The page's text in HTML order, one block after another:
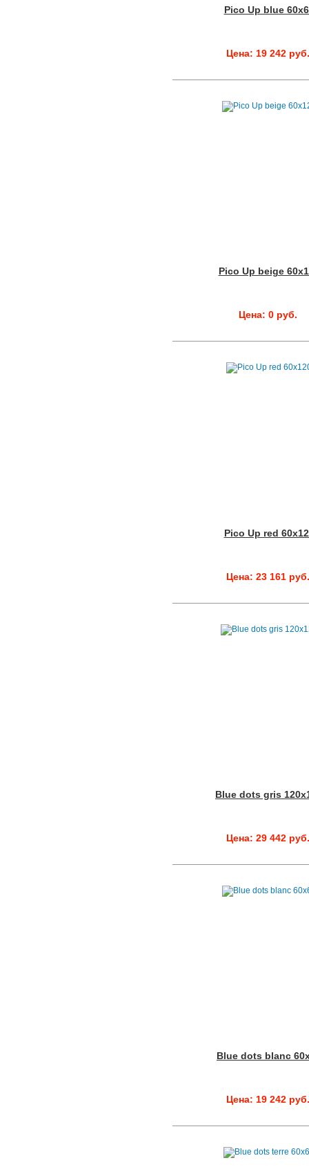
Pico Up blue
Цена: 19 242 руб.
Pico Up beige
Цена: 0 руб.
Pico Up red
Цена: 23 161 руб.
Blue dots gris
Цена: 29 442 руб.
Blue dots blanc
Цена: 19 242 руб.